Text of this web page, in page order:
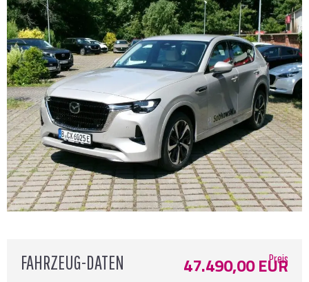
FAHRZEUG-DATEN Preis
47.490,00 EUR